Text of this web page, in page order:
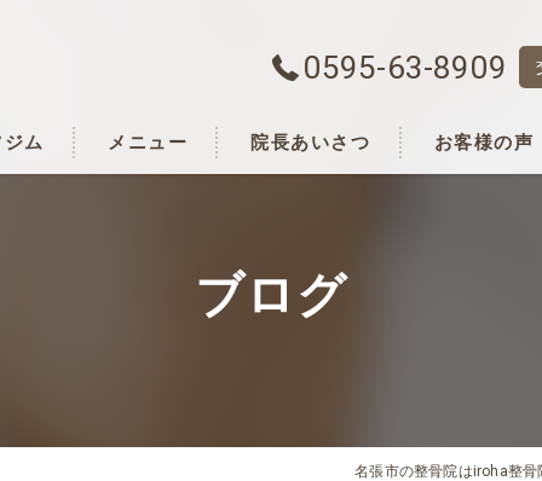
0595-63-8909
ム メニュー 院長あいさつ お客様の声
ブログ
名張市の整骨院はiroha整骨